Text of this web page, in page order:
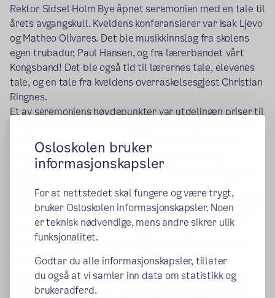
Osloskolen bruker
informasjonskapsler
For at nettstedet skal fungere og være trygt,
bruker Osloskolen informasjonskapsler. Noen
er teknisk nødvendige, mens andre sikrer ulik
funksjonalitet.
Godtar du alle informasjonskapsler, tillater
du også at vi samler inn data om statistikk og
brukeradferd.
Rektor Sidsel Holm Bye åpnet seremonien med en tale til
årets avgangskull. Kveldens konferansierer var Isak Ljevo
og Matheo Olivares. Det ble musikkinnslag fra skolens
egen trubadur, Paul Hansen, og fra lærerbandet vårt
Kongsband! Det ble også tid til lærernes tale, elevenes
tale, og en tale fra kveldens overraskelsesgjest Christian
Ringnes.
Et av seremoniens høydepunkter var utdelingen priser til
tre årene. Elle Myhre Nilsen og Johanne Louise Foss
Mehus fikk hver sin pris for å være involverte og
engasjerte. Petter Thon fikk pris for å være en trygg og
Basmala Hamed Shaikh-Mohammad vant hver sin pris for
å ha utmerket seg som ambisiøse elever.Julie Grenager
Bremer vant selveste Ekebergparkens pris.
Til slutt fikk alle avgangselevene utdelt sitt vitnemål.
Gratulerer så mye til vinnerne, og til alle årets
avgangselever med fullført videregående skolegang!
Tusen takk for tre fine år på Kongshavn, og lykke til på